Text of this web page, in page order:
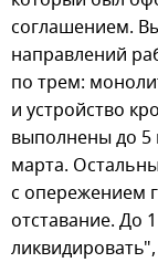
соглашением.
направлений
по трем:
и устройство
выполнены до 5
марта.
с опережением
отставание. До